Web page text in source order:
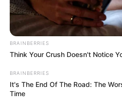
BRAINBERRIES
Think Your Crush Doesn't Notice
BRAINBERRIES
It's The End Of The Road: The
Time